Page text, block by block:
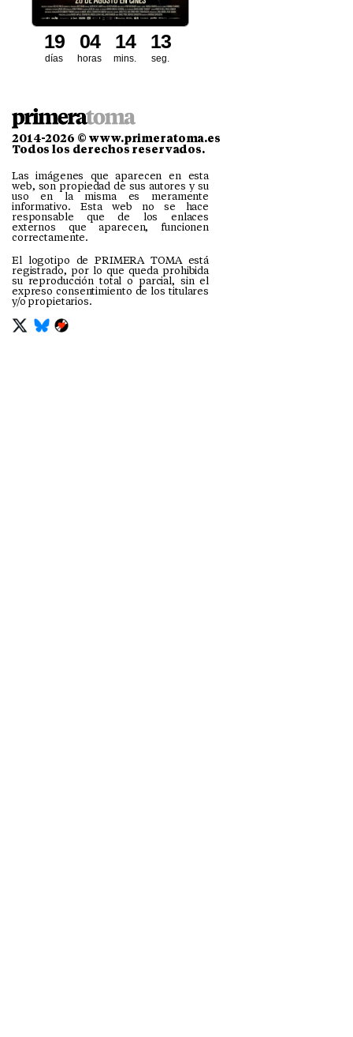
días
19
horas
04
mins.
14
seg.
12
2014-2026 © www.primeratoma.es
Todos los derechos reservados.
Las imágenes que aparecen en esta
web, son propiedad de sus autores y su
uso en la misma es meramente
informativo. Esta web no se hace
responsable que de los enlaces
externos que aparecen, funcionen
correctamente.
El logotipo de PRIMERA TOMA está
registrado, por lo que queda prohibida
su reproducción total o parcial, sin el
expreso consentimiento de los titulares
y/o propietarios.